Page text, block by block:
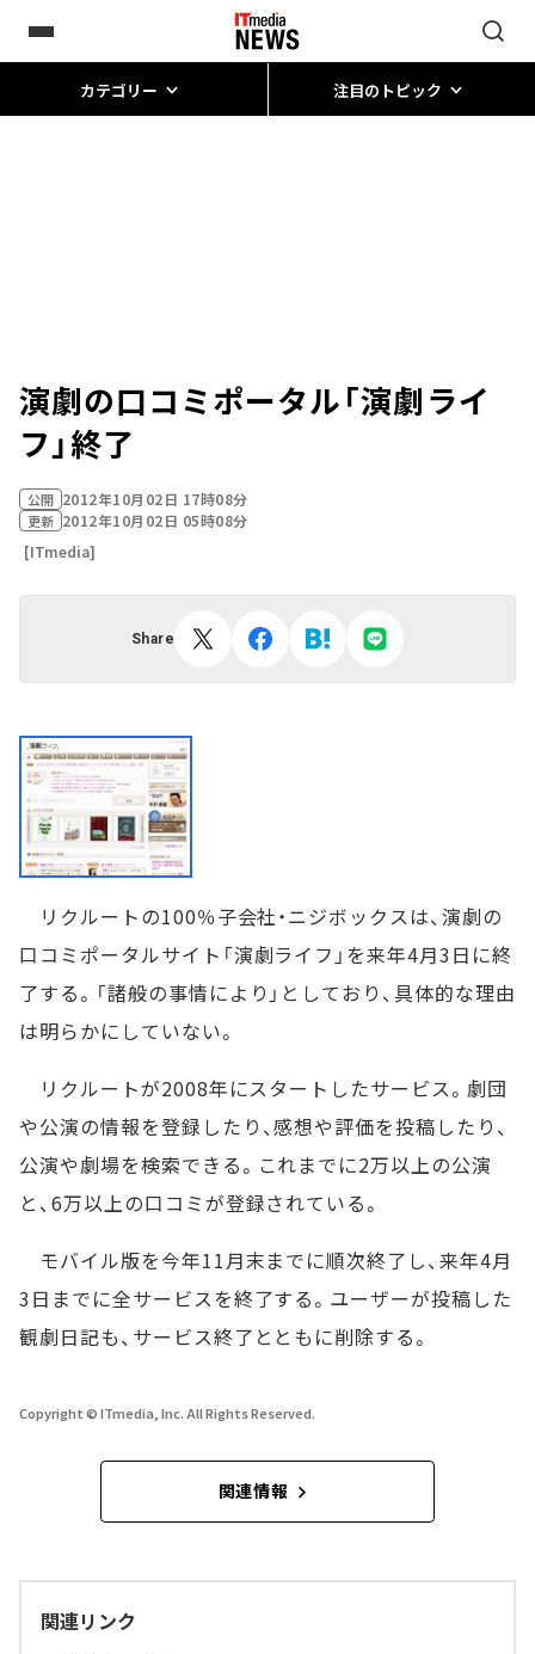
カテゴリー 注目のトピック
演劇の口コミポータル「演劇ライ
フ」終了
公開 2012年10月02日 17時08分
更新 2012年10月02日 05時08分
[ITmedia]
Share
リクルートの100％子会社・ニジボックスは、演劇の
口コミポータルサイト「演劇ライフ」を来年4月3日に終
了する。「諸般の事情により」としており、具体的な理由
は明らかにしていない。
リクルートが2008年にスタートしたサービス。劇団
や公演の情報を登録したり、感想や評価を投稿したり、
公演や劇場を検索できる。これまでに2万以上の公演
と、6万以上の口コミが登録されている。
モバイル版を今年11月末までに順次終了し、来年4月
3日までに全サービスを終了する。ユーザーが投稿した
観劇日記も、サービス終了とともに削除する。
Copyright © ITmedia, Inc. All Rights Reserved.
関連情報
関連リンク